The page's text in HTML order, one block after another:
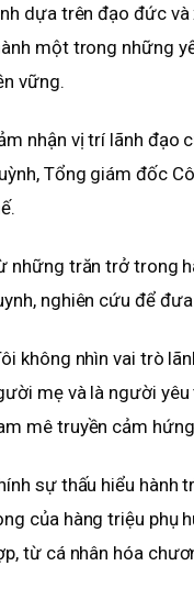
dựa trên đạo đức và
một trong những
vững.
nhận vị trí lãnh đạo
Tổng giám đốc
những trăn trở trong
nghiên cứu để
không nhìn vai trò
mẹ và là người
mê truyền cảm
sự thấu hiểu hành
của hàng triệu phụ
từ cá nhân hóa